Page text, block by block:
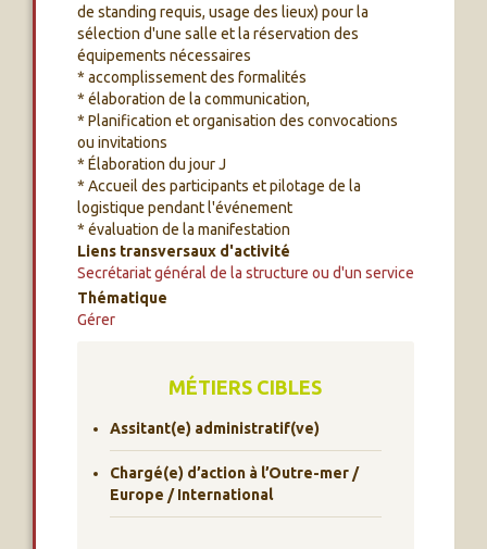
de standing requis, usage des lieux) pour la
sélection d'une salle et la réservation des
équipements nécessaires
* accomplissement des formalités
* élaboration de la communication,
* Planification et organisation des convocations
ou invitations
* Élaboration du jour J
* Accueil des participants et pilotage de la
logistique pendant l'événement
* évaluation de la manifestation
Liens transversaux d'activité
Secrétariat général de la structure ou d'un service
Thématique
Gérer
MÉTIERS CIBLES
Assitant(e) administratif(ve)
Chargé(e) d’action à l’Outre-mer /
Europe / International